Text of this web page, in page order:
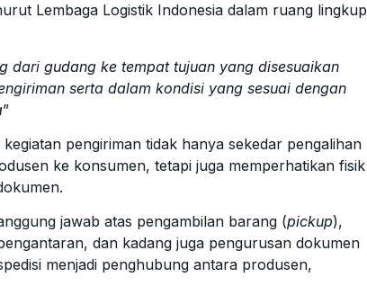
Lembaga Logistik Indonesia dalam ruang lingkup
dari gudang ke tempat tujuan yang disesuaikan
serta dalam kondisi yang sesuai dengan
”
pengiriman tidak hanya sekedar pengalihan
ke konsumen, tetapi juga memperhatikan fisik
jawab atas pengambilan barang (pickup),
dan kadang juga pengurusan dokumen
menjadi penghubung antara produsen,